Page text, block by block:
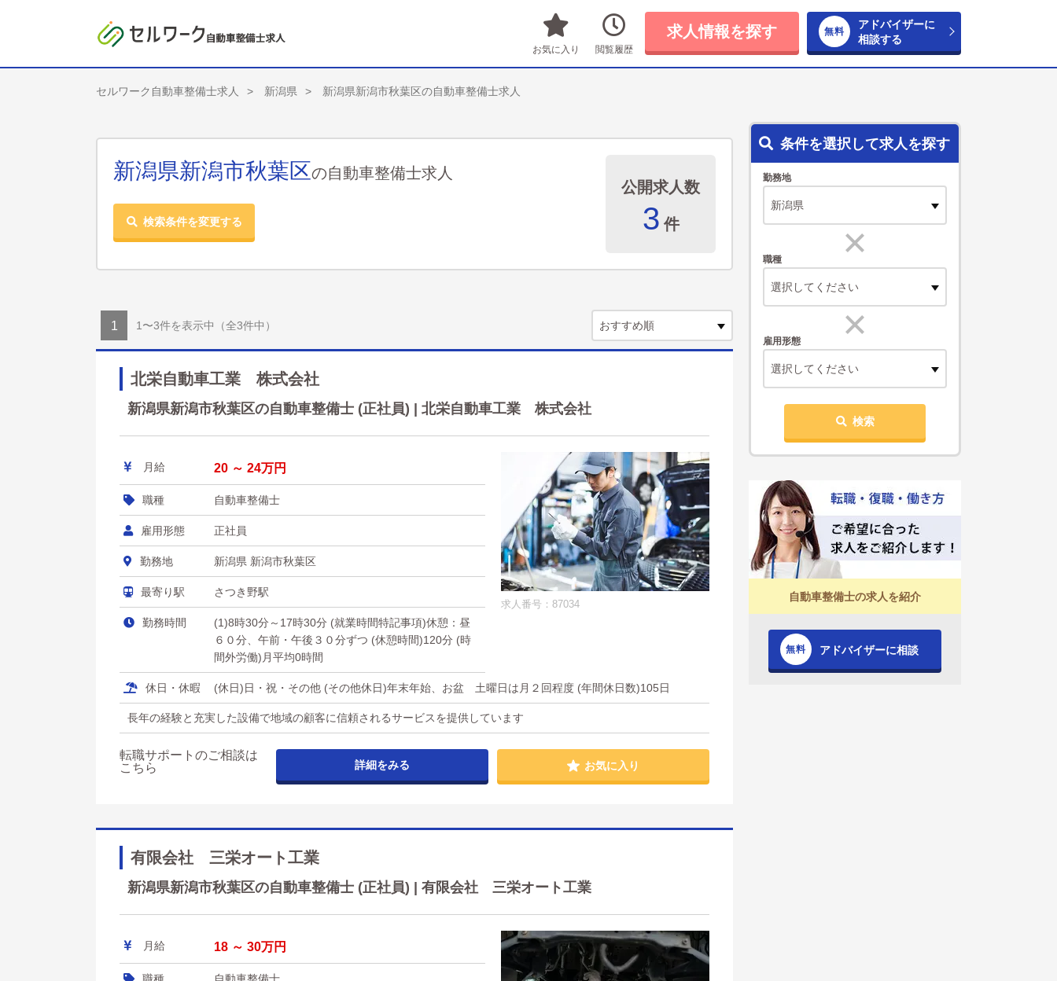
お気に入り 閲覧履歴
求人情報を探す
アドバイザーに
相談する
セルワーク自動車整備士求人 新潟県 新潟県新潟市秋葉区の自動車整備士求人
新潟県新潟市秋葉区の自動車整備士求人
検索条件を変更する
公開求人数
3 件
1 1〜3件を表示中 （全3件中）
北栄自動車工業 株式会社
新潟県新潟市秋葉区の自動車整備士 (正社員) | 北栄自動車工業 株式会社
求人番号：87034
月給 20 ～ 24万円
職種 自動車整備士
雇用形態 正社員
勤務地 新潟県 新潟市秋葉区
最寄り駅 さつき野駅
勤務時間
(1)8時30分～17時30分 (就業時間特記事項)休憩：昼
６０分、午前・午後３０分ずつ (休憩時間)120分 (時
間外労働)月平均0時間
休日・休暇 (休日)日・祝・その他 (その他休日)年末年始、お盆 土曜日は月２回程度 (年間休日数)105日
長年の経験と充実した設備で地域の顧客に信頼されるサービスを提供しています
転職サポートのご相談は
こちら
詳細をみる お気に入り
有限会社 三栄オート工業
新潟県新潟市秋葉区の自動車整備士 (正社員) | 有限会社 三栄オート工業
月給 18 ～ 30万円
条件を選択して求人を探す
勤務地
職種
選択してください
雇用形態
選択してください
検索
自動車整備士の求人を紹介
アドバイザーに相談